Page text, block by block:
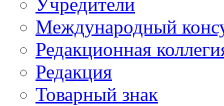
Учредители
Международный
Редакционная
Редакция
Товарный знак